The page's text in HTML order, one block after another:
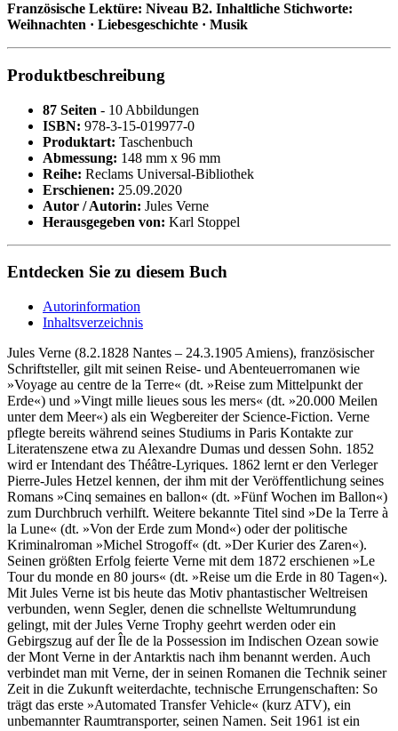
Französische Lektüre: Niveau B2. Inhaltliche Stichworte:
Weihnachten · Liebesgeschichte · Musik
Produktbeschreibung
87 Seiten - 10 Abbildungen
ISBN: 978-3-15-019977-0
Produktart: Taschenbuch
Abmessung: 148 mm x 96 mm
Reihe: Reclams Universal-Bibliothek
Erschienen: 25.09.2020
Autor / Autorin: Jules Verne
Herausgegeben von: Karl Stoppel
Entdecken Sie zu diesem Buch
Autorinformation
Inhaltsverzeichnis
Jules Verne (8.2.1828 Nantes – 24.3.1905 Amiens), französischer
Schriftsteller, gilt mit seinen Reise- und Abenteuerromanen wie
»Voyage au centre de la Terre« (dt. »Reise zum Mittelpunkt der
Erde«) und »Vingt mille lieues sous les mers« (dt. »20.000 Meilen
unter dem Meer«) als ein Wegbereiter der Science-Fiction. Verne
pflegte bereits während seines Studiums in Paris Kontakte zur
Literatenszene etwa zu Alexandre Dumas und dessen Sohn. 1852
wird er Intendant des Théâtre-Lyriques. 1862 lernt er den Verleger
Pierre-Jules Hetzel kennen, der ihm mit der Veröffentlichung seines
Romans »Cinq semaines en ballon« (dt. »Fünf Wochen im Ballon«)
zum Durchbruch verhilft. Weitere bekannte Titel sind »De la Terre à
la Lune« (dt. »Von der Erde zum Mond«) oder der politische
Kriminalroman »Michel Strogoff« (dt. »Der Kurier des Zaren«).
Seinen größten Erfolg feierte Verne mit dem 1872 erschienen »Le
Tour du monde en 80 jours« (dt. »Reise um die Erde in 80 Tagen«).
Mit Jules Verne ist bis heute das Motiv phantastischer Weltreisen
verbunden, wenn Segler, denen die schnellste Weltumrundung
gelingt, mit der Jules Verne Trophy geehrt werden oder ein
Gebirgszug auf der Île de la Possession im Indischen Ozean sowie
der Mont Verne in der Antarktis nach ihm benannt werden. Auch
verbindet man mit Verne, der in seinen Romanen die Technik seiner
Zeit in die Zukunft weiterdachte, technische Errungenschaften: So
trägt das erste »Automated Transfer Vehicle« (kurz ATV), ein
unbemannter Raumtransporter, seinen Namen. Seit 1961 ist ein